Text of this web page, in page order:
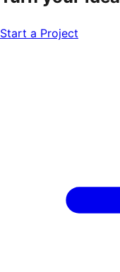
Start a Project